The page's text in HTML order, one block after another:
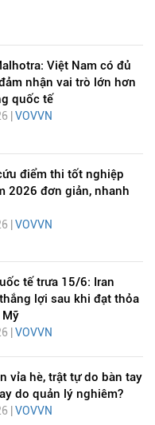
Việt Nam có đủ
nhận vai trò lớn hơn
quốc tế
| VOVVN
điểm thi tốt nghiệp
2026 đơn giản, nhanh
| VOVVN
tế trưa 15/6: Iran
lợi sau khi đạt thỏa
| VOVVN
vỉa hè, trật tự do bàn tay
do quản lý nghiêm?
| VOVVN